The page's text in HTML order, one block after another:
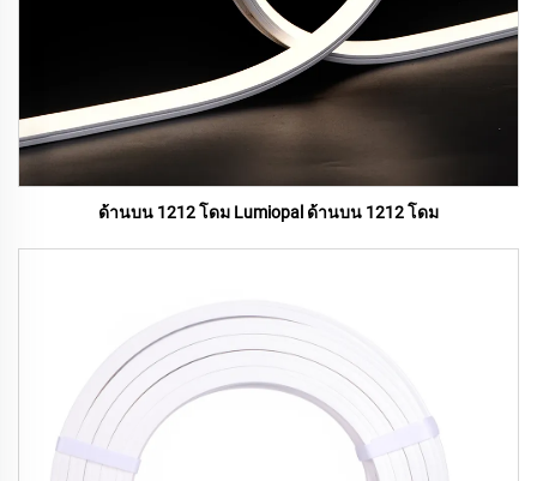
ด้านบน 1212 โดม Lumiopal ด้านบน 1212 โดม